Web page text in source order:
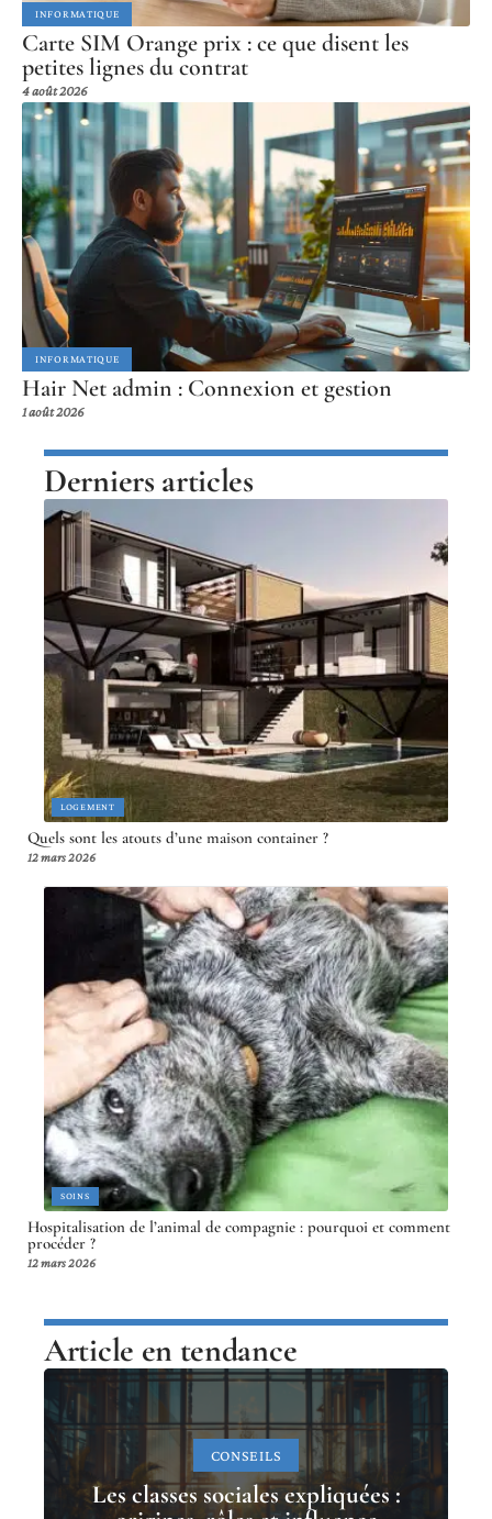
INFORMATIQUE
Carte SIM Orange prix : ce que disent les
petites lignes du contrat
4 août 2026
INFORMATIQUE
Hair Net admin : Connexion et gestion
1 août 2026
Derniers articles
LOGEMENT
Quels sont les atouts d’une maison container ?
12 mars 2026
SOINS
Hospitalisation de l’animal de compagnie : pourquoi et comment
procéder ?
12 mars 2026
Article en tendance
CONSEILS
Les classes sociales expliquées :